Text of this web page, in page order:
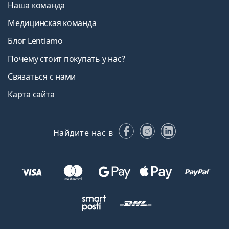
Наша команда
Медицинская команда
Блог Lentiamo
Почему стоит покупать у нас?
Связаться с нами
Карта сайта
Найдите нас в FacebookInstagram
LinkedIn